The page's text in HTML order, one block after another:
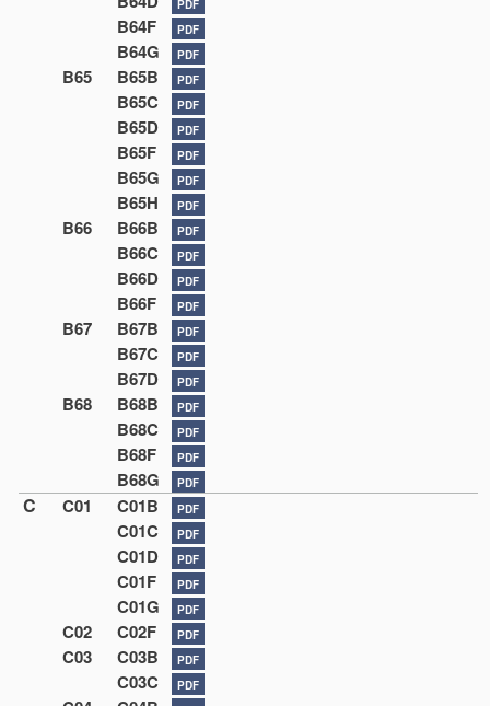
PDF
B64F PDF
B64G PDF
B65 B65B PDF
B65C PDF
B65D PDF
B65F PDF
B65G PDF
B65H PDF
B66 B66B PDF
B66C PDF
B66D PDF
B66F PDF
B67 B67B PDF
B67C PDF
B67D PDF
B68 B68B PDF
B68C PDF
B68F PDF
B68G PDF
C C01 C01B PDF
C01C PDF
C01D PDF
C01F PDF
C01G PDF
C02 C02F PDF
C03 C03B PDF
C03C PDF